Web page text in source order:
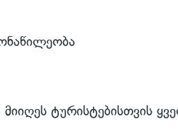
ტურისტებისთვის